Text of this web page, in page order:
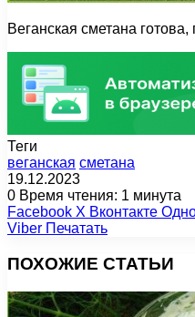
Веганская сметана готова,
Теги
веганская сметана
19.12.2023
0 Время чтения: 1 минута
Facebook X Вконтакте
Viber Печатать
ПОХОЖИЕ СТАТЬИ